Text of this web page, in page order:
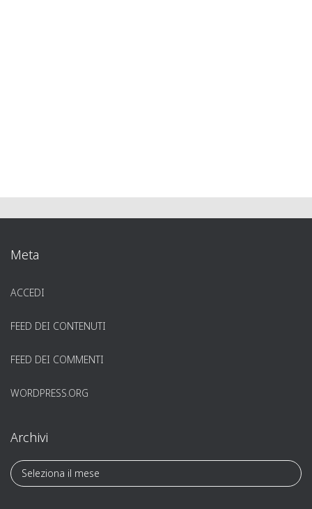
Meta
ACCEDI
FEED DEI CONTENUTI
FEED DEI COMMENTI
WORDPRESS.ORG
Archivi
A
r